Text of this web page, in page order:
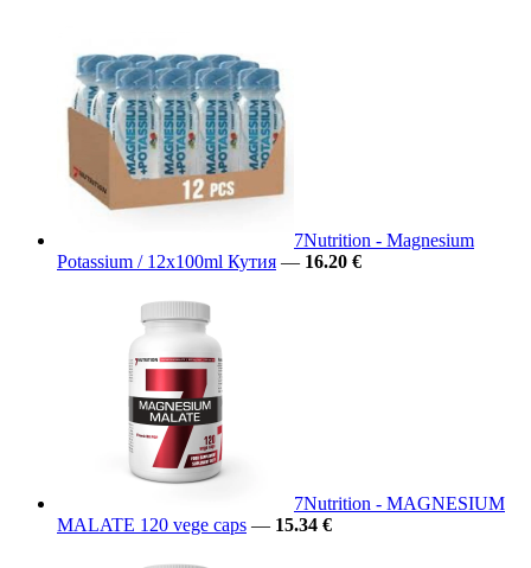
7Nutrition - Magnesium
Potassium / 12x100ml Кутия — 16.20 €
7Nutrition - MAGNESIUM
MALATE 120 vege caps — 15.34 €